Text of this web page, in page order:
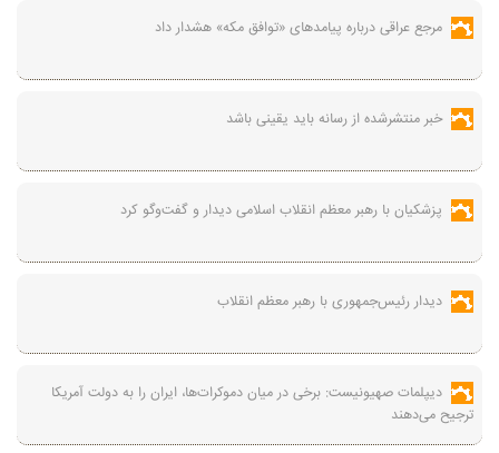
مرجع عراقی درباره پیامدهای «توافق مکه» هشدار داد
خبر منتشرشده از رسانه باید یقینی باشد
پزشکیان با رهبر معظم انقلاب اسلامی دیدار و گفت‌وگو کرد
دیدار رئیس‌جمهوری با رهبر معظم انقلاب
دیپلمات صهیونیست: برخی در میان دموکرات‌ها، ایران را به دولت آمریکا
ترجیح می‌دهند